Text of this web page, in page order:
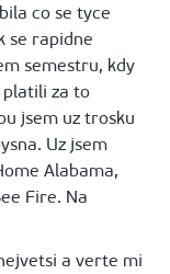
co se tyce
se rapidne
semestru, kdy
platili za to
jsem uz trosku
Uz jsem
Alabama,
Fire. Na
a verte mi